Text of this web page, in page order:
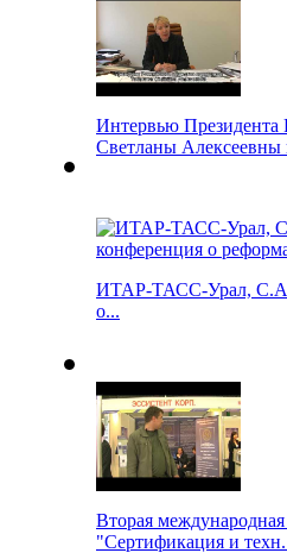
Интервью
Светланы Алексеевны
ИТАР-ТАСС-Урал,
о...
Вторая
"Сертификация и